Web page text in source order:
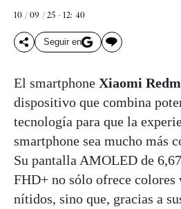
10 / 09 / 25 - 12: 40
Seguir en
El smartphone Xiaomi
dispositivo que combina
tecnología para que la
smartphone sea mucho más
Su pantalla AMOLED de
FHD+ no sólo ofrece colores
nítidos, sino que, gracias a